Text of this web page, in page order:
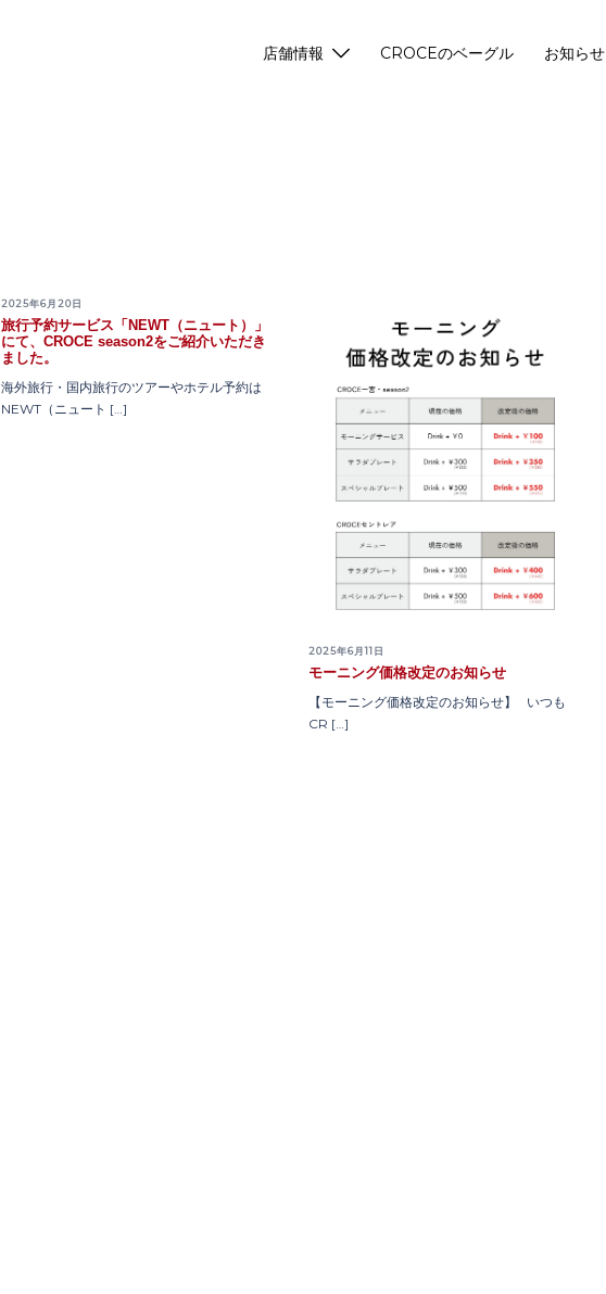
店舗情報 CROCEのベーグル お知らせ
2025年6月20日
旅行予約サービス「NEWT（ニュート）」
にて、CROCE season2をご紹介いただき
ました。
海外旅行・国内旅行のツアーやホテル予約は
NEWT（ニュート […]
2025年6月11日
モーニング価格改定のお知らせ
【モーニング価格改定のお知らせ】 いつも
CR […]